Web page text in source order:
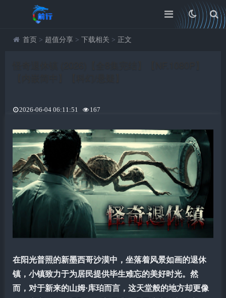
首页 > 超值分享 > 下载相关 > 正文
2026-06-04 06:11:51 167
在阳光普照的新墨西哥沙漠中，坐落着风景如画的退休
镇，小镇致力于为居民提供毕生难忘的美好时光。然
而，对于新来的山姆·库珀而言，这天堂般的地方却更像